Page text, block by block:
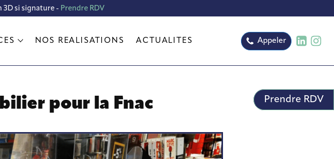
3D si signature - Prendre RDV
NOS RÉALISATIONS ACTUALITÉS Appeler
Prendre RDV
pour la Fnac